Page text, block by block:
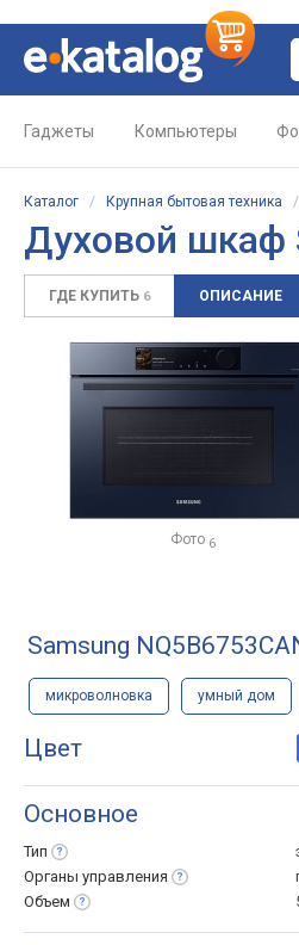
Гаджеты Компьютеры
Каталог / Крупная бытовая техника
Духовой шкаф
ГДЕ КУПИТЬ 6 ОПИСАНИЕ
Фото 6
Samsung
микроволновка умный дом
Цвет
Основное
Тип
Органы управления
Объем